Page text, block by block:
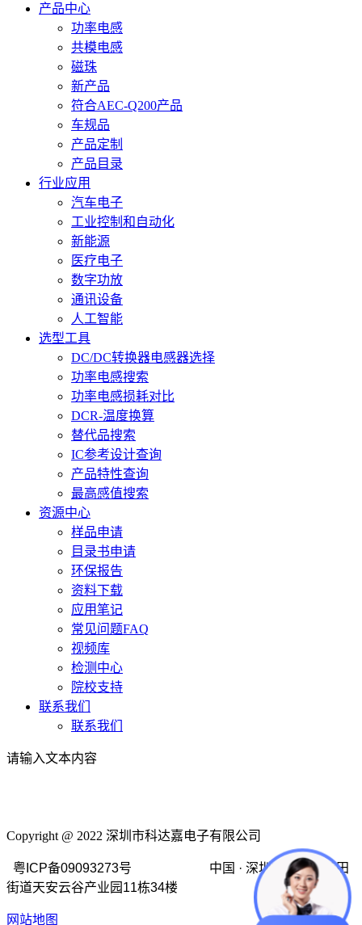
产品中心
功率电感
共模电感
磁珠
新产品
符合AEC-Q200产品
车规品
产品定制
产品目录
行业应用
汽车电子
工业控制和自动化
新能源
医疗电子
数字功放
通讯设备
人工智能
选型工具
DC/DC转换器电感器选择
功率电感搜索
功率电感损耗对比
DCR-温度换算
替代品搜索
IC参考设计查询
产品特性查询
最高感值搜索
资源中心
样品申请
目录书申请
环保报告
资料下载
应用笔记
常见问题FAQ
视频库
检测中心
院校支持
联系我们
联系我们
请输入文本内容
Copyright @ 2022 深圳市科达嘉电子有限公司
粤ICP备09093273号 中国 · 深圳市龙岗区坂田
街道天安云谷产业园11栋34楼
网站地图